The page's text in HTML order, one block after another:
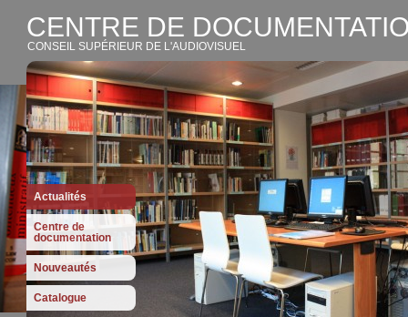
CENTRE DE
CONSEIL SUPÉRIEUR DE L'AUDIOVISUEL
Actualités
Centre de
documentation
Nouveautés
Catalogue